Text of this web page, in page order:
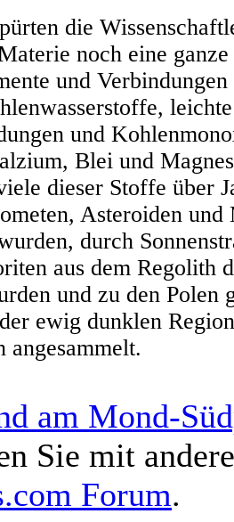
die
noch eine
und
leichte
und
Blei und
dieser Stoffe über
Asteroiden und
durch
aus dem Regolith
und zu den Polen
ewig dunklen
angesammelt.
am Mond-
Sie mit
Forum.